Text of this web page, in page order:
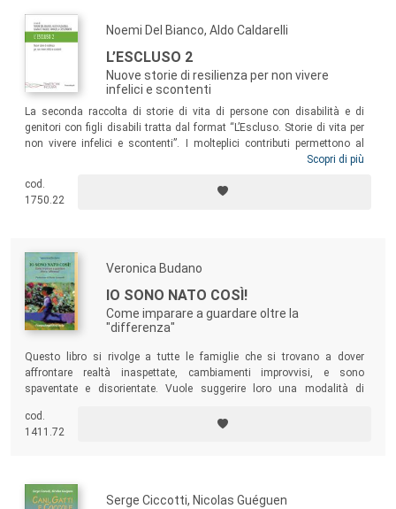
Noemi Del Bianco, Aldo Caldarelli
L’ESCLUSO 2
Nuove storie di resilienza per non vivere
infelici e scontenti
La seconda raccolta di storie di vita di persone con disabilità e di
genitori con figli disabili tratta dal format “L’Escluso. Storie di vita per
non vivere infelici e scontenti”. I molteplici contributi permettono al
lettore di addentrarsi nelle attuali emergenze pedagogiche e di
disabilità, degli studenti universitari con Disturbi Specifici di
Apprendimento, delle madri, dei nonni con nipoti disabili, delle famiglie
Scopri di più
cod.
1750.22
Veronica Budano
IO SONO NATO COSÌ!
Come imparare a guardare oltre la
"differenza"
Questo libro si rivolge a tutte le famiglie che si trovano a dover
affrontare realtà inaspettate, cambiamenti improvvisi, e sono
spaventate e disorientate. Vuole suggerire loro una modalità di
e il diverso.
cod.
1411.72
Serge Ciccotti, Nicolas Guéguen